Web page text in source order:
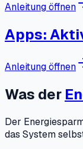
Anleitung öffnen
Apps:
Anleitung öffnen
Was der
Der
das System